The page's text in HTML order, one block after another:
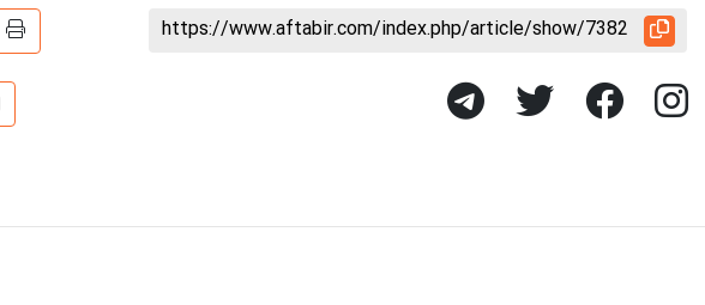
https://www.aftabir.com/index.php/article/show/7382